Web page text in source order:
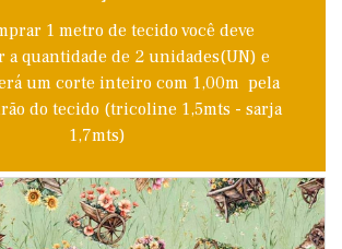
1 metro de tecido você deve
a quantidade de 2 unidades(UN) e
um corte inteiro com 1,00m pela
do tecido (tricoline 1,5mts - sarja
1,7mts)